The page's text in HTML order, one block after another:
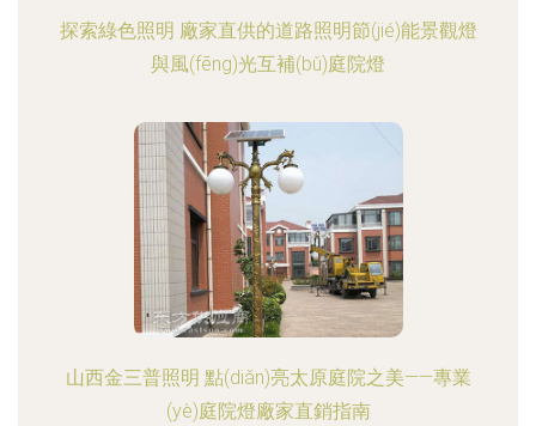
探索綠色照明 廠家直供的道路照明節(jié)能景觀燈
與風(fēng)光互補(bǔ)庭院燈
山西金三普照明 點(diǎn)亮太原庭院之美——專業
(yè)庭院燈廠家直銷指南